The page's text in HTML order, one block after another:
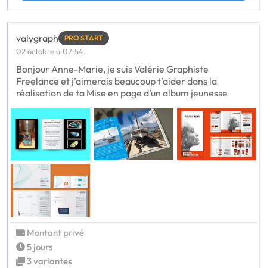
valygraph PRO START
02 octobre à 07:54
Bonjour Anne-Marie, je suis Valérie Graphiste
Freelance et j’aimerais beaucoup t’aider dans la
réalisation de ta Mise en page d’un album jeunesse
Montant privé
5 jours
3 variantes